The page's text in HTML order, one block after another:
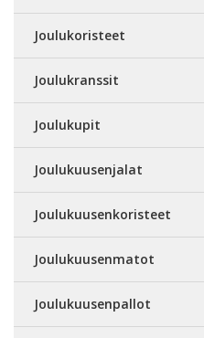
Joulukoristeet
Joulukranssit
Joulukupit
Joulukuusenjalat
Joulukuusenkoristeet
Joulukuusenmatot
Joulukuusenpallot